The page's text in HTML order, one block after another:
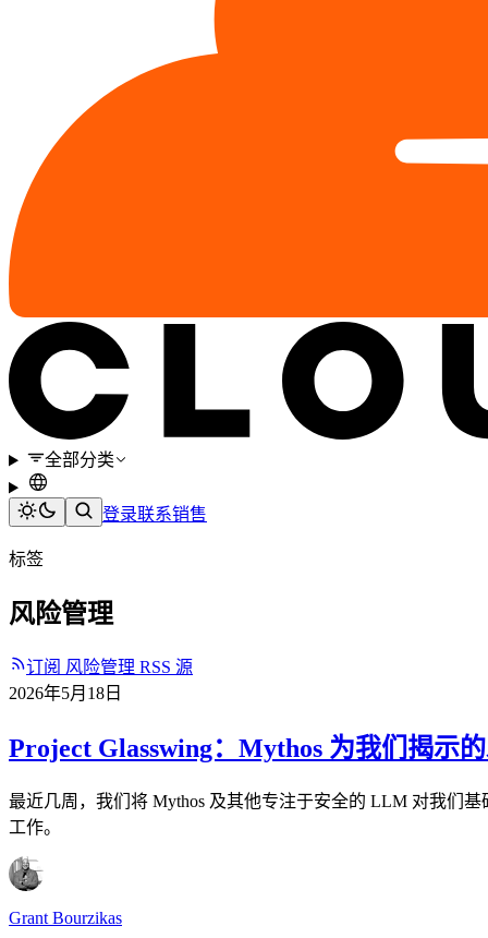
全部分类
登录联系销售
标签
风险管理
订阅 风险管理 RSS 源
2026年5月18日
Project Glasswing：Mythos 为我们揭示
最近几周，我们将 Mythos 及其他专注于安全的 LLM 对我们
工作。
Grant Bourzikas